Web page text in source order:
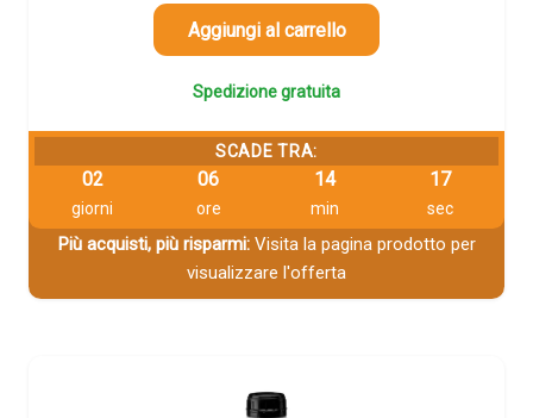
Aggiungi al carrello
Spedizione gratuita
SCADE TRA:
02
giorni
06
ore
14
min
16
sec
Più acquisti, più risparmi:Visita la pagina prodotto per
visualizzare l'offerta